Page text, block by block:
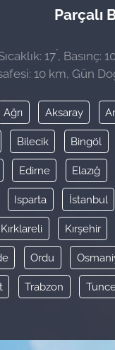
Parçalı
17°, Basınç:
10 km, Gün
Ağrı Aksaray
Bilecik Bingöl
Edirne Elazığ
Isparta İstanbul
Kırklareli Kırşehir
Ordu
Trabzon